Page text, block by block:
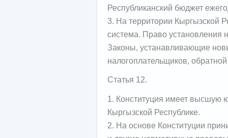
Республиканский бюджет
3. На территории Кыргызской
система. Право установления
Законы, устанавливающие
налогоплательщиков,
Статья 12.
1. Конституция имеет высшую
Кыргызской Республике.
2. На основе Конституции